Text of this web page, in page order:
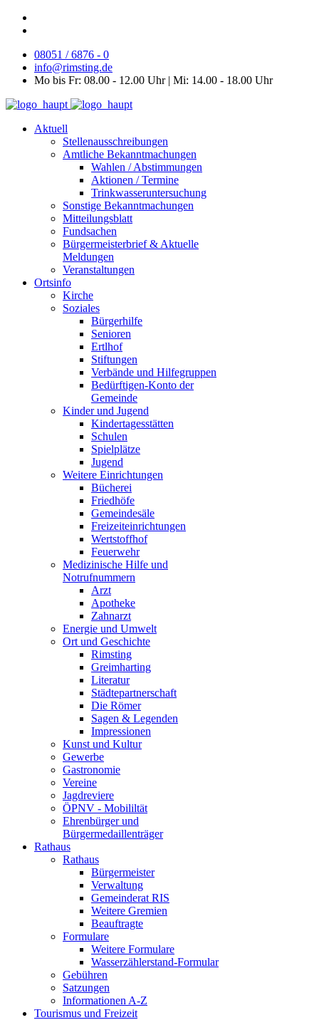
08051 / 6876 - 0
info@rimsting.de
Mo bis Fr: 08.00 - 12.00 Uhr | Mi: 14.00 - 18.00 Uhr
Aktuell
Stellenausschreibungen
Amtliche Bekanntmachungen
Wahlen / Abstimmungen
Aktionen / Termine
Trinkwasseruntersuchung
Sonstige Bekanntmachungen
Mitteilungsblatt
Fundsachen
Bürgermeisterbrief & Aktuelle
Meldungen
Veranstaltungen
Ortsinfo
Kirche
Soziales
Bürgerhilfe
Senioren
Ertlhof
Stiftungen
Verbände und Hilfegruppen
Bedürftigen-Konto der
Gemeinde
Kinder und Jugend
Kindertagesstätten
Schulen
Spielplätze
Jugend
Weitere Einrichtungen
Bücherei
Friedhöfe
Gemeindesäle
Freizeiteinrichtungen
Wertstoffhof
Feuerwehr
Medizinische Hilfe und
Notrufnummern
Arzt
Apotheke
Zahnarzt
Energie und Umwelt
Ort und Geschichte
Rimsting
Greimharting
Literatur
Städtepartnerschaft
Die Römer
Sagen & Legenden
Impressionen
Kunst und Kultur
Gewerbe
Gastronomie
Vereine
Jagdreviere
ÖPNV - Mobililtät
Ehrenbürger und
Bürgermedaillenträger
Rathaus
Rathaus
Bürgermeister
Verwaltung
Gemeinderat RIS
Weitere Gremien
Beauftragte
Formulare
Weitere Formulare
Wasserzählerstand-Formular
Gebühren
Satzungen
Informationen A-Z
Tourismus und Freizeit